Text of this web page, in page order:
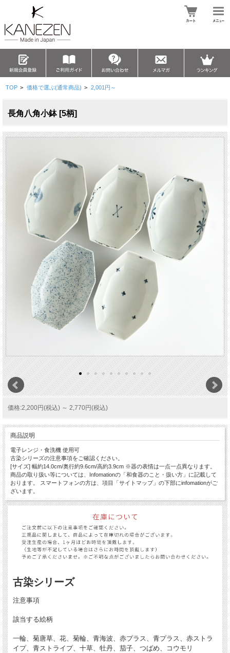
TOP > 価格で選ぶ(通常商品) > 2,001円～
長角八角小鉢 [5柄]
価格:2,200円(税込) ～ 2,770円(税込)
商品説明
電子レンジ・食洗機 使用可
古染シリーズの注意事項をご確認ください。
[サイズ] 幅約14.0cm/奥行約9.6cm/高約3.9cm ※器の表情は一点一点異なります。
商品の取り扱い等については、Infomationの「和食器のこと・扱い方」に記載して
おります。 スマートフォンの方は、項目「サイトマップ」の下部にinfomationがご
ざいます。
古染シリーズ
注意事項
該当する絵柄
一輪、菊唐草、花、菊輪、青海波、赤プラス、青プラス、赤ストラ
イプ、青ストライプ、十草、牡丹、茄子、つばめ、コウモリ